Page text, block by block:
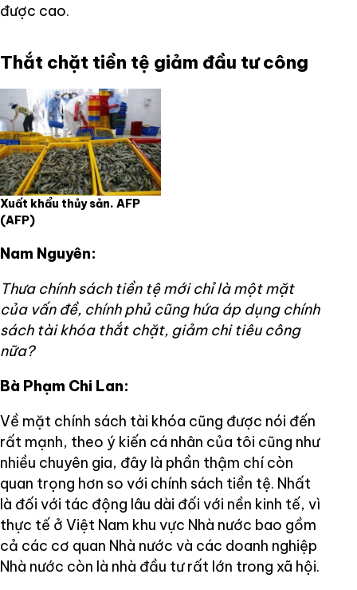
được cao.
Thắt chặt tiền tệ giảm đầu tư công
Xuất khẩu thủy sản. AFP
(AFP)
Nam Nguyên:
Thưa chính sách tiền tệ mới chỉ là một mặt
của vấn đề, chính phủ cũng hứa áp dụng chính
sách tài khóa thắt chặt, giảm chi tiêu công
nữa?
Bà Phạm Chi Lan:
Về mặt chính sách tài khóa cũng được nói đến
rất mạnh, theo ý kiến cá nhân của tôi cũng như
nhiều chuyên gia, đây là phần thậm chí còn
quan trọng hơn so với chính sách tiền tệ. Nhất
là đối với tác động lâu dài đối với nền kinh tế, vì
thực tế ở Việt Nam khu vực Nhà nước bao gồm
cả các cơ quan Nhà nước và các doanh nghiệp
Nhà nước còn là nhà đầu tư rất lớn trong xã hội.